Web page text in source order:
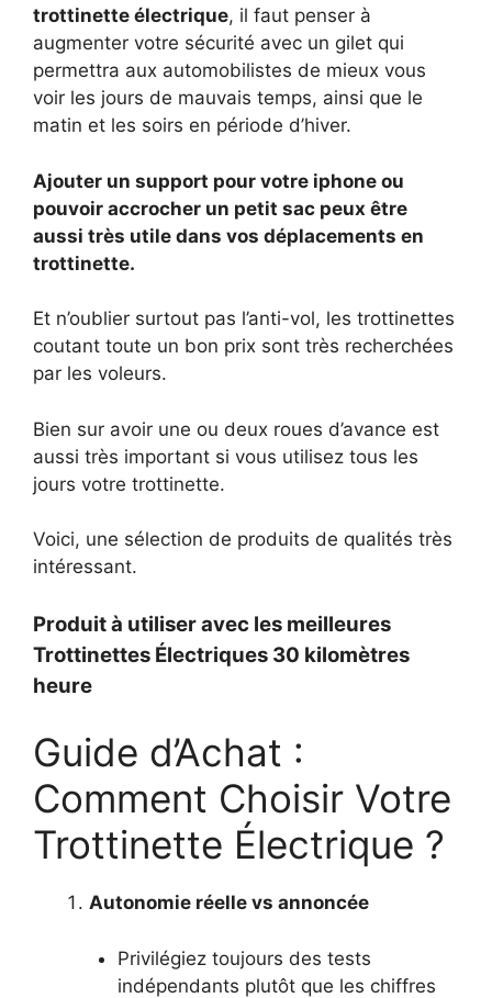
trottinette électrique, il faut penser à
augmenter votre sécurité avec un gilet qui
permettra aux automobilistes de mieux vous
voir les jours de mauvais temps, ainsi que le
matin et les soirs en période d’hiver.
Ajouter un support pour votre iphone ou
pouvoir accrocher un petit sac peux être
aussi très utile dans vos déplacements en
trottinette.
Et n’oublier surtout pas l’anti-vol, les trottinettes
coutant toute un bon prix sont très recherchées
par les voleurs.
Bien sur avoir une ou deux roues d’avance est
aussi très important si vous utilisez tous les
jours votre trottinette.
Voici, une sélection de produits de qualités très
intéressant.
Produit à utiliser avec les meilleures
Trottinettes Électriques 30 kilomètres
heure
Guide d’Achat :
Comment Choisir Votre
Trottinette Électrique ?
Autonomie réelle vs annoncée
Privilégiez toujours des tests
indépendants plutôt que les chiffres